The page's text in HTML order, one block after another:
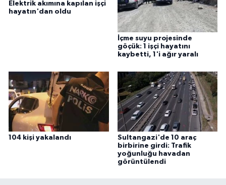
Elektrik akımına kapılan işçi
hayatın'dan oldu
İçme suyu projesinde
göçük: 1 işçi hayatını
kaybetti, 1'i ağır yaralı
104 kişi yakalandı
Sultangazi'de 10 araç
birbirine girdi: Trafik
yoğunluğu havadan
görüntülendi